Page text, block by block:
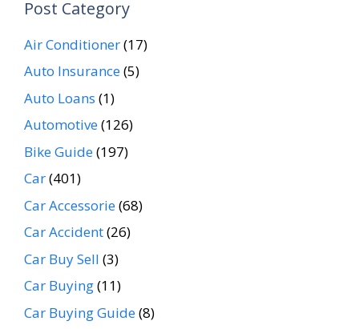
Post Category
Air Conditioner(17)
Auto Insurance(5)
Auto Loans (1)
Automotive(126)
Bike Guide(197)
Car(401)
Car Accessorie(68)
Car Accident(26)
Car Buy Sell (3)
Car Buying(11)
Car Buying Guide(8)